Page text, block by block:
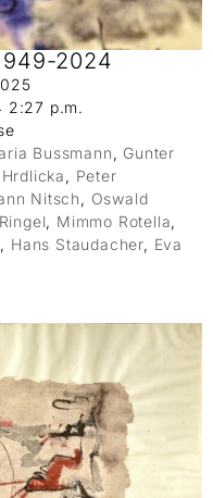
2024
2:27 p.m.
Bussmann , Gunter
, Peter
Nitsch , Oswald
, Mimmo Rotella,
, Hans Staudacher, Eva